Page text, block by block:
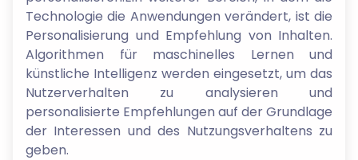
Technologie die Anwendungen verändert, ist die
Personalisierung und Empfehlung von Inhalten.
Algorithmen für maschinelles Lernen und
künstliche Intelligenz werden eingesetzt, um das
Nutzerverhalten zu analysieren und
personalisierte Empfehlungen auf der Grundlage
der Interessen und des Nutzungsverhaltens zu
geben.